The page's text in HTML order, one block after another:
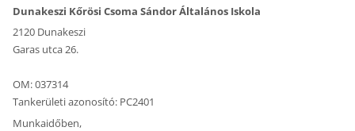
Dunakeszi Kőrösi Csoma Sándor Általános Iskola
2120 Dunakeszi
Garas utca 26.
OM: 037314
Tankerületi azonosító: PC2401
Munkaidőben,